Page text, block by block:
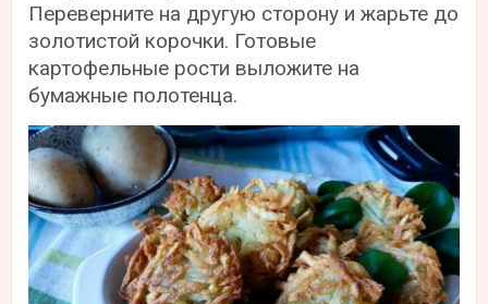
Переверните на другую сторону и жарьте до
золотистой корочки. Готовые
картофельные рости выложите на
бумажные полотенца.